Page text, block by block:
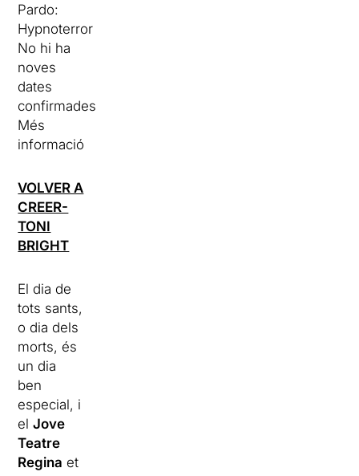
Pardo:
Hypnoterror
No hi ha
noves
dates
confirmades
Més
informació
VOLVER A
CREER-
TONI
BRIGHT
El dia de
tots sants,
o dia dels
morts, és
un dia
ben
especial, i
elJove
Teatre
Regina et